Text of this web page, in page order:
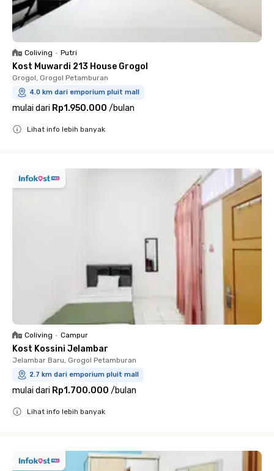
Coliving • Putri
Kost Muwardi 213 House Grogol
Grogol, Grogol Petamburan
4.0 km dari emporium pluit mall
mulai dari Rp1.950.000 /bulan
Lihat info lebih banyak
Coliving • Campur
Kost Kossini Jelambar
Jelambar Baru, Grogol Petamburan
2.7 km dari emporium pluit mall
mulai dari Rp1.700.000 /bulan
Lihat info lebih banyak